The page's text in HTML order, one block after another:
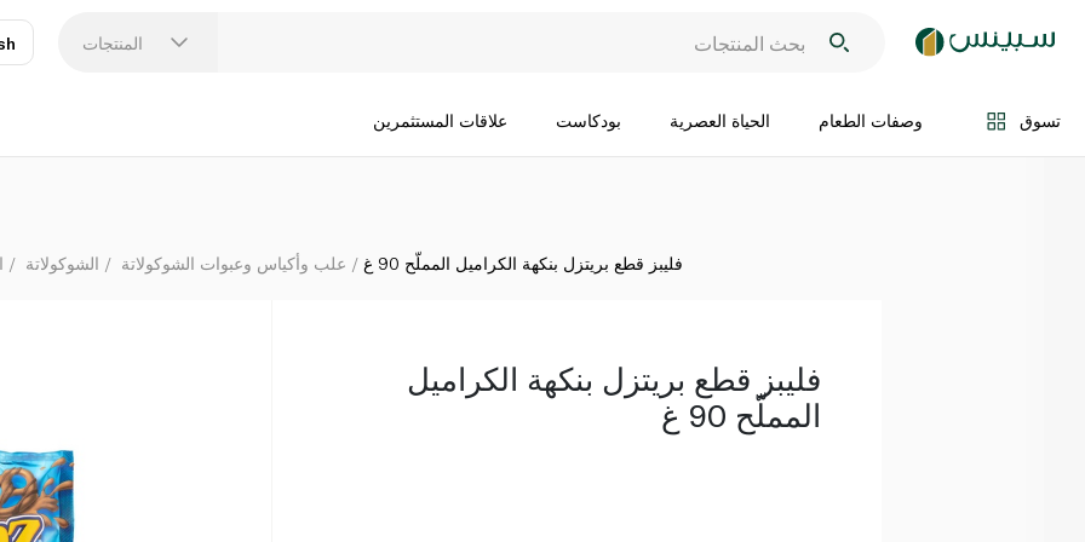
المنتجات
تسوق وصفات الطعام الحياة العصرية بودكاست علاقات المستثمرين
اضف الى السلة
الشوكولاتة علب وأكياس وعبوات الشوكولاتة فليبز قطع بريتزل بنكهة الكراميل المملّح 90 غ
فليبز قطع بريتزل بنكهة الكراميل
المملّح 90 غ